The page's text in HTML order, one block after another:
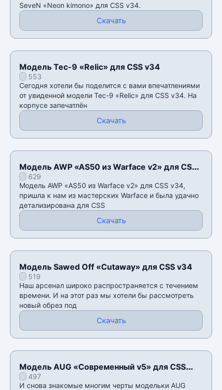
SeveN «Neon kimono» для CSS v34.
Скачать
Модель Tec-9 «Relic» для CSS v34
553
Сегодня хотели бы поделится с вами впечатлениями
от увиденной модели Tec-9 «Relic» для CSS v34. На
корпусе запечатлён
Скачать
Модель AWP «AS50 из Warface v2» для CSS
v34629
Модель AWP «AS50 из Warface v2» для CSS v34,
пришла к нам из мастерских Warface и была удачно
детализирована для CSS
Скачать
Модель Sawed Off «Cutaway» для CSS v34
519
Наш арсенал широко распространяется с течением
времени. И на этот раз мы хотели бы рассмотреть
новый обрез под
Скачать
Модель AUG «Современный v5» для CSS
v34497
И снова знакомые многим черты модельки AUG